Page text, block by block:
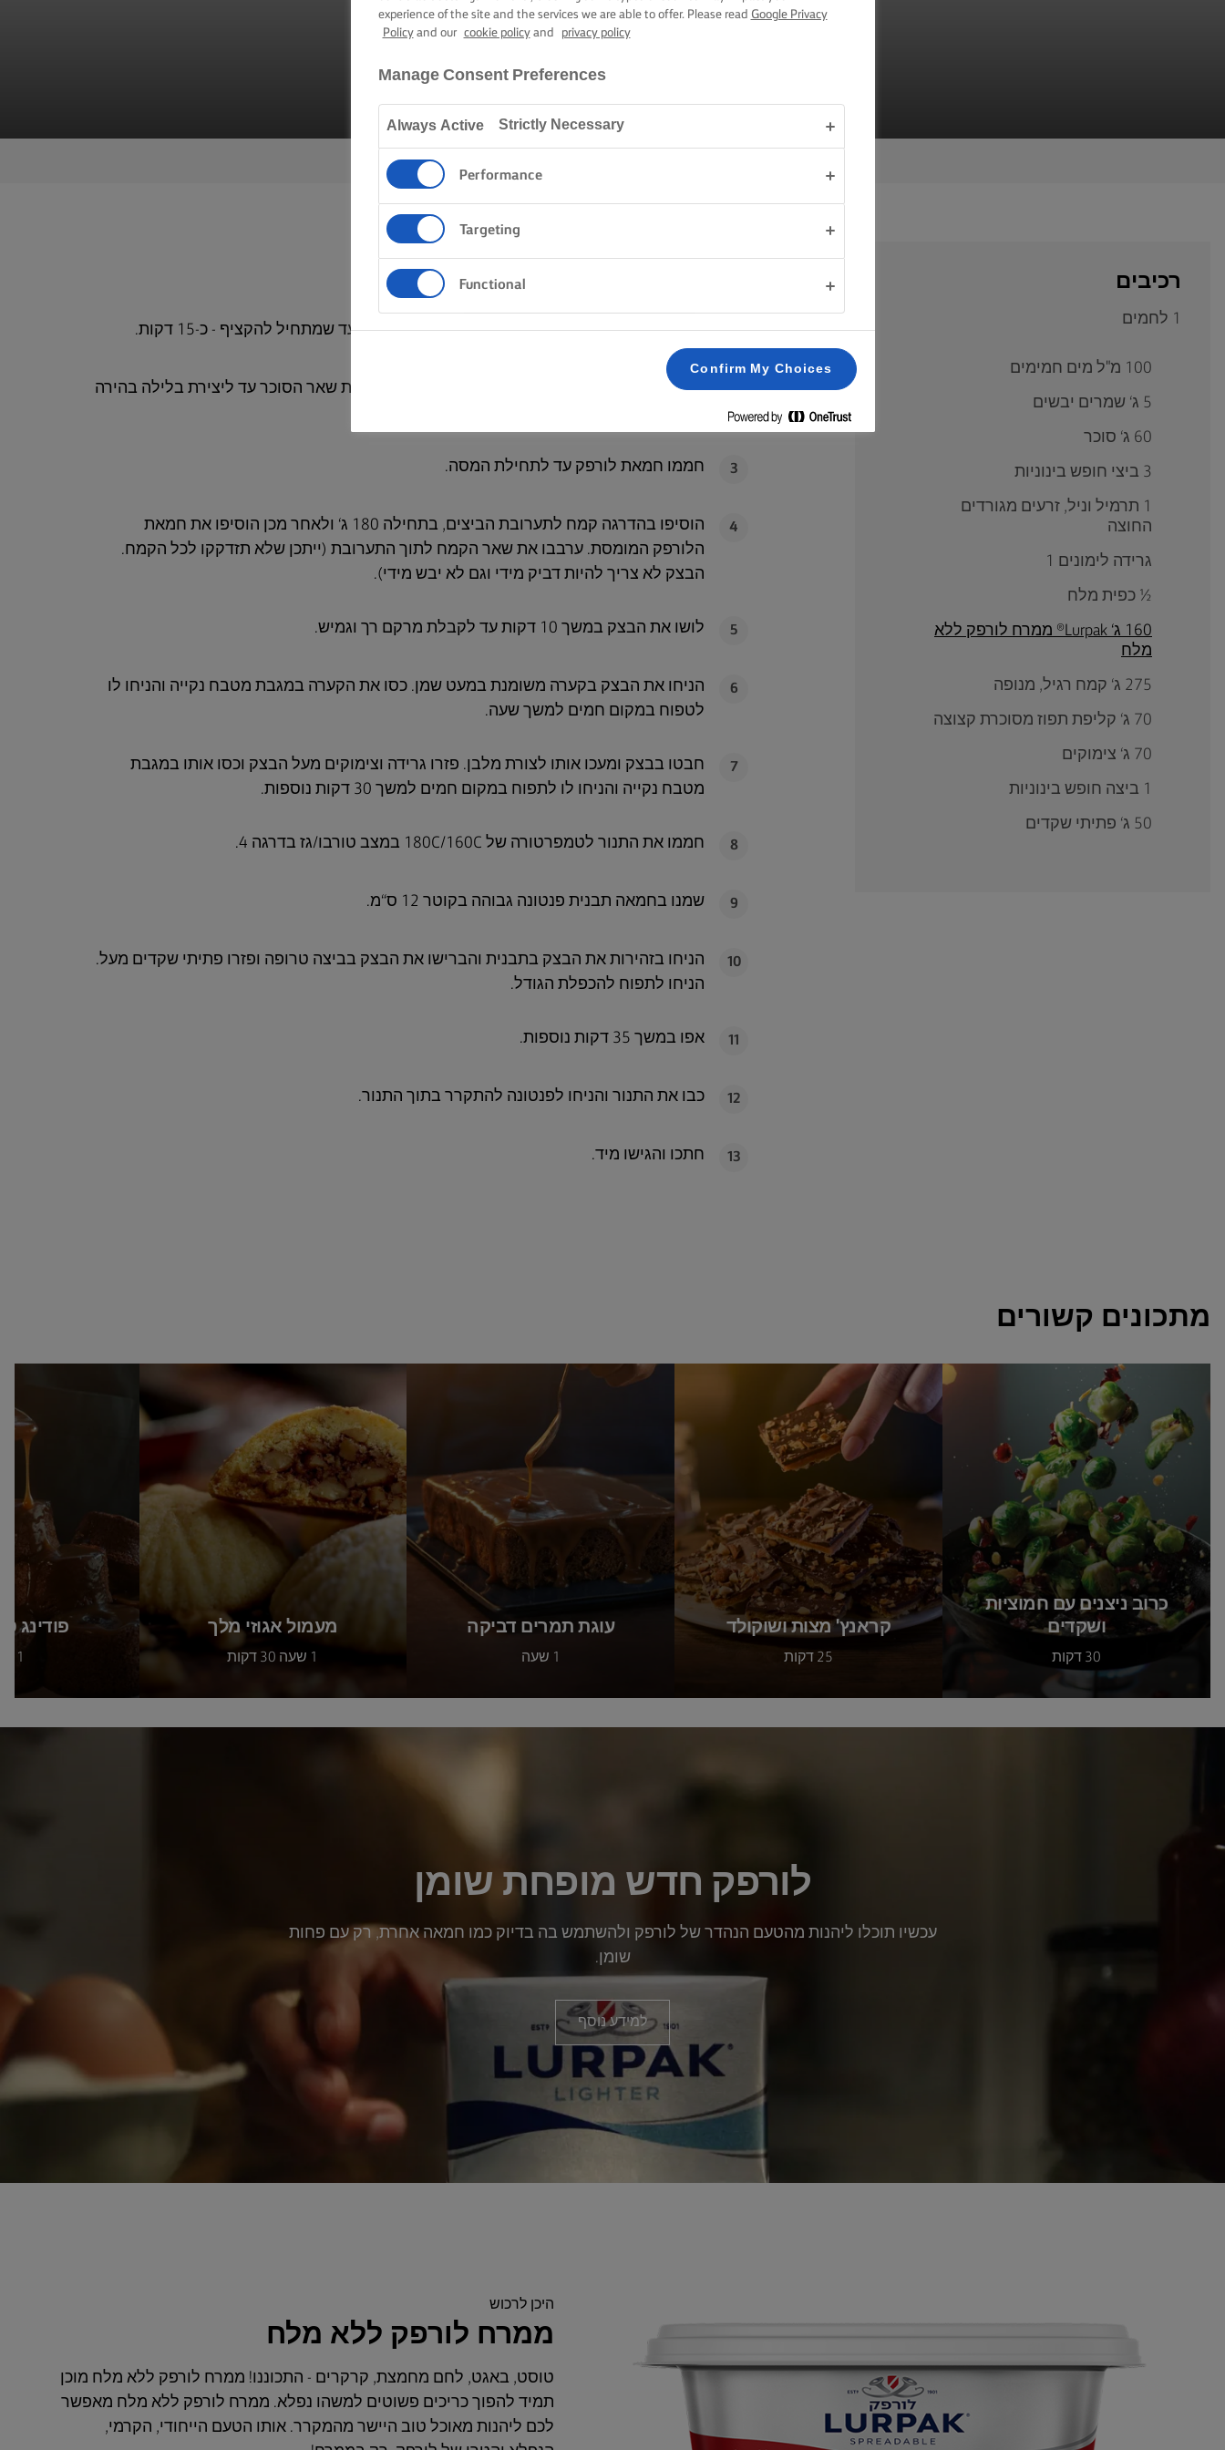
פנטונה
רכיבים
1 לחמים
100 מ"ל מים חמימים
5 ג‘ שמרים יבשים
60 ג‘ סוכר
3 ביצי חופש בינוניות
1 תרמיל וניל, זרעים מגורדים
החוצה
גרידה לימונים 1
½ כפית מלח
160 ג‘ Lurpak® ממרח לורפק ללא
מלח
275 ג‘ קמח רגיל, מנופה
70 ג‘ קליפת תפוז מסוכרת קצוצה
70 ג‘ צימוקים
1 ביצה חופש בינוניות
50 ג‘ פתיתי שקדים
1 ערבבו מים חממים, שמרים וכף 1 סוכר. הניחו לעמוד עד שמתחיל להקציף - כ-15 דקות.
2
בקערה נפרדת, טרפו ביצים, וניל, גרידת לימון, מלח ואת שאר הסוכר עד ליצירת בלילה בהירה
3 חממו חמאת לורפק‎ עד לתחילת המסה.
4
הוסיפו בהדרגה קמח לתערובת הביצים, בתחילה 180 ג‘ ולאחר מכן הוסיפו את חמאת
הלורפק‎ המומסת. ערבבו את שאר הקמח לתוך התערובת (ייתכן שלא תזדקקו לכל הקמח.
הבצק לא צריך להיות דביק מידי וגם לא יבש מידי).
5 לושו את הבצק במשך 10 דקות עד לקבלת מרקם רך וגמיש.
6
הניחו את הבצק בקערה משומנת במעט שמן. כסו את הקערה במגבת מטבח נקייה והניחו לו
לטפוח במקום חמים למשך שעה.
7
חבטו בבצק ומעכו אותו לצורת מלבן. פזרו גרידה וצימוקים מעל הבצק וכסו אותו במגבת
מטבח נקייה והניחו לו לתפוח במקום חמים למשך 30 דקות נוספות.
8 חממו את התנור לטמפרטורה של 180C/160C במצב טורבו/גז בדרגה 4.
9 שמנו בחמאה תבנית פנטונה גבוהה בקוטר 12 ס“מ.
10
הניחו בזהירות את הבצק בתבנית והברישו את הבצק בביצה טרופה ופזרו פתיתי שקדים מעל.
הניחו לתפוח להכפלת הגודל.
11 אפו במשך 35 דקות נוספות.
12 כבו את התנור והניחו לפנטונה להתקרר בתוך התנור.
13 חתכו והגישו מיד.
מתכונים קשורים
כרוב ניצנים עם חמוציות
ושקדים
30 דקות
קראנץ' מצות ושוקולד
25 דקות
עוגת תמרים דביקה
1 שעה
מעמול אגוזי מלך
1 שעה 30 דקות
פודינג
1 שעה
לורפק חדש מופחת שומן
עכשיו תוכלו ליהנות מהטעם הנהדר של לורפק ולהשתמש בה בדיוק כמו חמאה אחרת, רק עם פחות
שומן.
למידע נוסף
היכן לרכוש
ממרח לורפק ללא מלח
טוסט, באגט, לחם מחמצת, קרקרים - התכוננו! ממרח לורפק ללא מלח מוכן
תמיד להפוך כריכים פשוטים למשהו נפלא. ממרח לורפק ללא מלח מאפשר
לכם ליהנות מאוכל טוב היישר מהמקרר. אותו הטעם הייחודי, הקרמי,
experience of the site and the services we are able to offer. Please read Google Privacy
Policyand our cookie policyand privacy policy
Manage Consent Preferences
Strictly Necessary
Always Active
Performance
Targeting
Functional
Confirm My Choices